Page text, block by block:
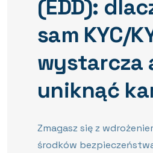
(EDD):
sam KYC/
wystarcza
uniknąć
Zmagasz się z
środków bezpieczeństwa